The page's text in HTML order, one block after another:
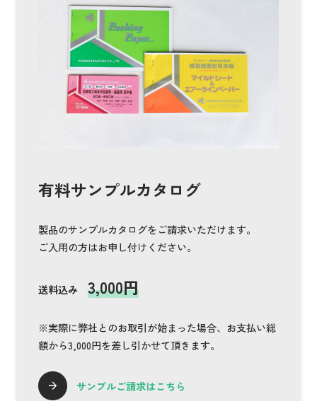
有料サンプルカタログ
製品のサンプルカタログをご請求いただけます。
ご入用の方はお申し付けください。
送料込み 3,000円
※実際に弊社とのお取引が始まった場合、お支払い総
額から3,000円を差し引かせて頂きます。
サンプルご請求はこちら